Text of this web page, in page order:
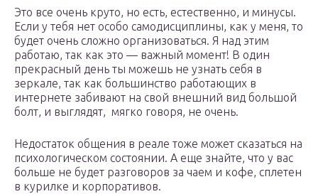
Это все очень круто, но есть, естественно, и минусы.
Если у тебя нет особо самодисциплины, как у меня, то
будет очень сложно организоваться. Я над этим
работаю, так как это — важный момент! В один
прекрасный день ты можешь не узнать себя в
зеркале, так как большинство работающих в
интернете забивают на свой внешний вид большой
болт, и выглядят, мягко говоря, не очень.
Недостаток общения в реале тоже может сказаться на
психологическом состоянии. А еще знайте, что у вас
больше не будет разговоров за чаем и кофе, сплетен
в курилке и корпоративов.